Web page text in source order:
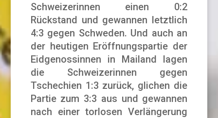
Schweizerinnen einen 0:2
Rückstand und gewannen letztlich
4:3 gegen Schweden. Und auch an
der heutigen Eröffnungspartie der
Eidgenossinnen in Mailand lagen
die Schweizerinnen gegen
Tschechien 1:3 zurück, glichen die
Partie zum 3:3 aus und gewannen
nach einer torlosen Verlängerung